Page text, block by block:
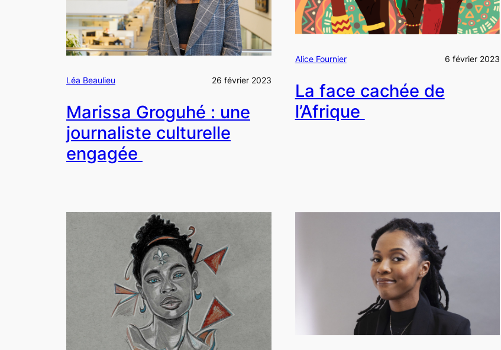
Léa Beaulieu 26 février 2023
Marissa Groguhé : une
journaliste culturelle
engagée
Alice Fournier 6 février 2023
La face cachée de
l’Afrique